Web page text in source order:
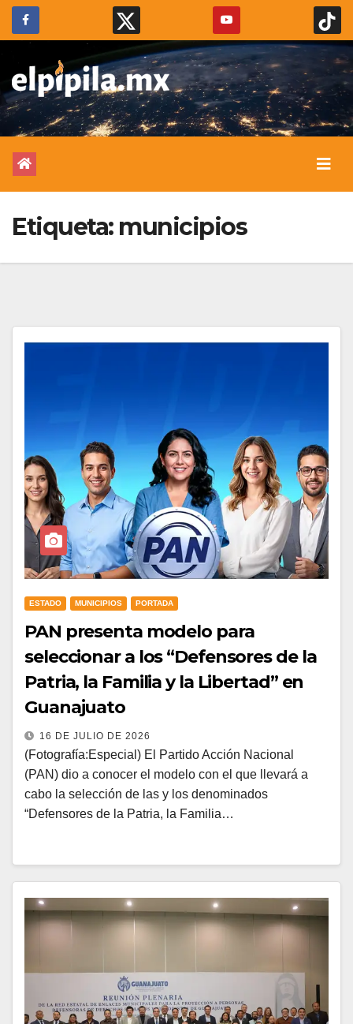
Etiqueta: municipios
ESTADO MUNICIPIOS PORTADA
PAN presenta modelo para
seleccionar a los “Defensores de la
Patria, la Familia y la Libertad” en
Guanajuato
16 DE JULIO DE 2026
(Fotografía:Especial) El Partido Acción Nacional
(PAN) dio a conocer el modelo con el que llevará a
cabo la selección de las y los denominados
“Defensores de la Patria, la Familia…